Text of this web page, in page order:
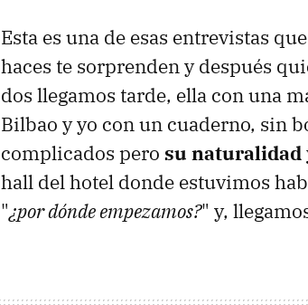
Esta es una de esas entrevistas
haces te sorprenden y después
dos llegamos tarde, ella con una
Bilbao y yo con un cuaderno, sin
complicados pero su naturalidad
hall del hotel donde estuvimos
"¿por dónde empezamos?" y,